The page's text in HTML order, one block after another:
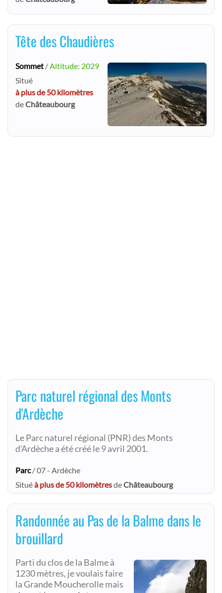
Tête des Chaudières
Sommet / Altitude: 2029
Situé
à plus de 50 kilomètres
deChâteaubourg
Parc naturel régional des Monts
d'Ardèche
Le Parc naturel régional (PNR) des Monts
d’Ardèche a été créé le 9 avril 2001.
Parc/ 07 - Ardèche
Situéà plus de 50 kilomètresdeChâteaubourg
Randonnée au Pas de la Balme dans le
brouillard
Parti du clos de la Balme à
1230 mètres, je voulais faire
la Grande Moucherolle mais